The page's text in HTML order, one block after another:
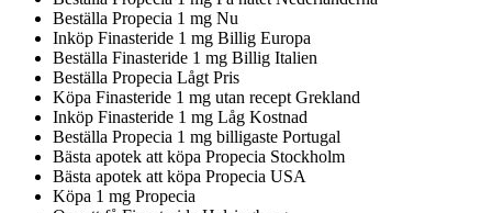
Beställa Propecia 1 mg Nu
Inköp Finasteride 1 mg Billig Europa
Beställa Finasteride 1 mg Billig Italien
Beställa Propecia Lågt Pris
Köpa Finasteride 1 mg utan recept Grekland
Inköp Finasteride 1 mg Låg Kostnad
Beställa Propecia 1 mg billigaste Portugal
Bästa apotek att köpa Propecia Stockholm
Bästa apotek att köpa Propecia USA
Köpa 1 mg Propecia